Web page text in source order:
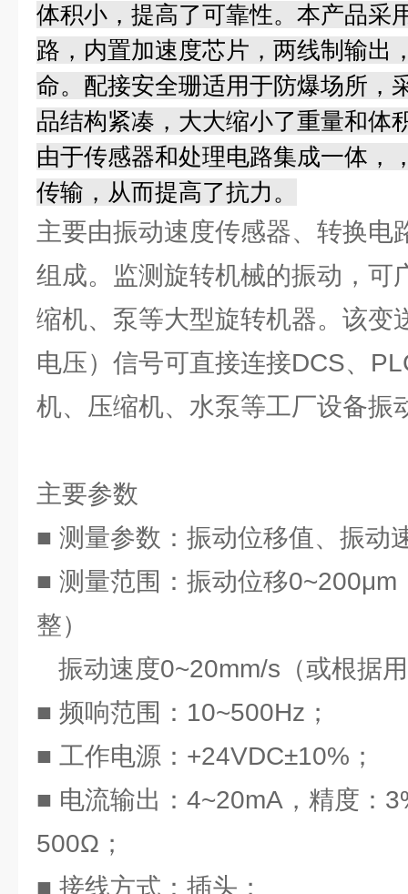
体积小，提高了可靠性。本产品采
路，内置加速度芯片，两线制输出
命。配接安全珊适用于防爆场所，
品结构紧凑，大大缩小了重量和体
由于传感器和处理电路集成一体，
传输，从而提高了抗力。
主要由振动速度传感器、转换电
组成。监测旋转机械的振动，可
缩机、泵等大型旋转机器。该变
电压）信号可直接连接DCS、
机、压缩机、水泵等工厂设备振
主要参数
■ 测量参数：振动位移值、振动
■ 测量范围：振动位移0~200μm
整）
振动速度0~20mm/s（或根据
■ 频响范围：10~500Hz；
■ 工作电源：+24VDC±10%；
■ 电流输出：4~20mA，精度：
500Ω；
■ 接线方式：插头；